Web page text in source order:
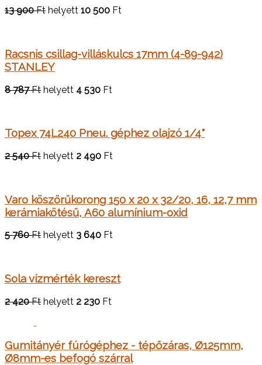
13 900 Ft helyett 10 500 Ft
Racsnis csillag-villáskulcs 17mm (4-89-942)
STANLEY
8 787 Ft helyett 4 530 Ft
Topex 74L240 Pneu. géphez olajzó 1/4"
2 540 Ft helyett 2 490 Ft
Varo köszörűkorong 150 x 20 x 32/20, 16, 12,7 mm
kerámiakötésű, A60 alumínium-oxid
5 760 Ft helyett 3 640 Ft
Sola vízmérték kereszt
2 420 Ft helyett 2 230 Ft
Gumitányér fúrógéphez - tépőzáras, Ø125mm,
Ø8mm-es befogó szárral